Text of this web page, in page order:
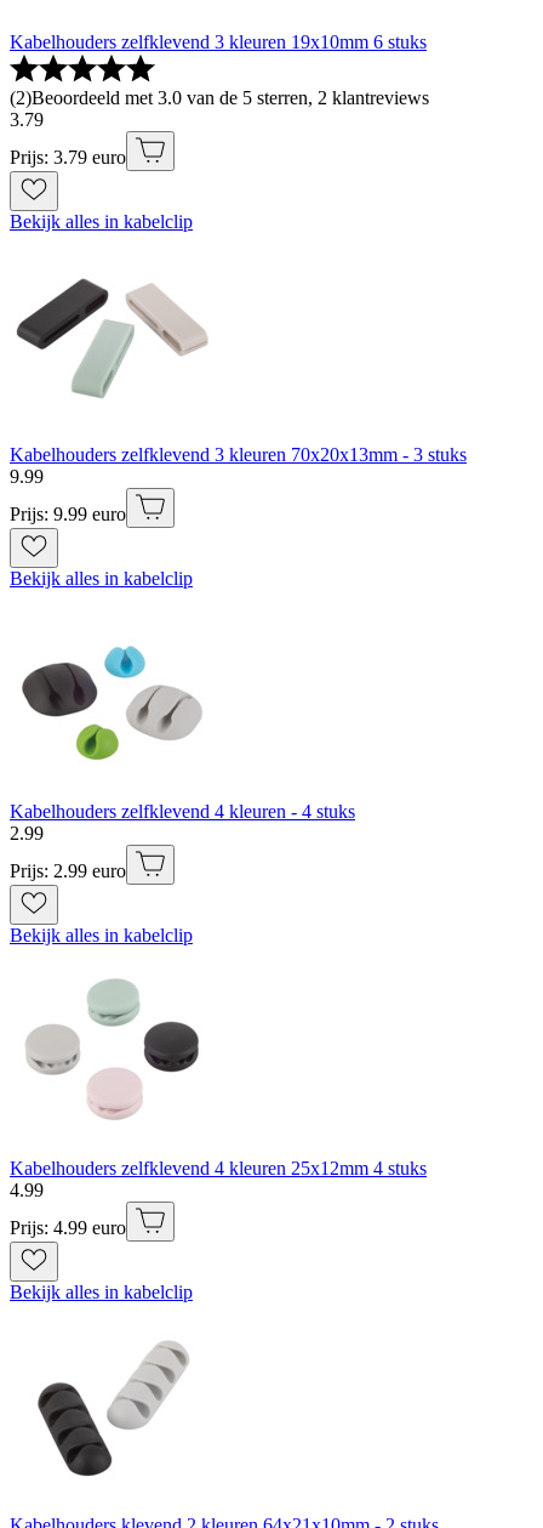
Kabelhouders zelfklevend 3 kleuren 19x10mm 6 stuks
(2)Beoordeeld met 3.0 van de 5 sterren, 2 klantreviews
3.79
Prijs: 3.79 euro
Bekijk alles in kabelclip
Kabelhouders zelfklevend 3 kleuren 70x20x13mm - 3 stuks
9.99
Prijs: 9.99 euro
Bekijk alles in kabelclip
Kabelhouders zelfklevend 4 kleuren - 4 stuks
2.99
Prijs: 2.99 euro
Bekijk alles in kabelclip
Kabelhouders zelfklevend 4 kleuren 25x12mm 4 stuks
4.99
Prijs: 4.99 euro
Bekijk alles in kabelclip